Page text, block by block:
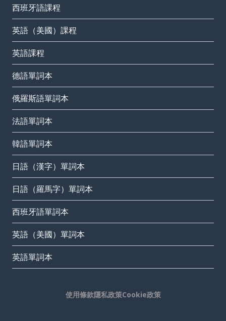
西班牙語課程
英語（美國）課程
英語課程
德語單詞本
俄羅斯語單詞本
法語單詞本
韓語單詞本
日語（漢字）單詞本
日語（羅馬字）單詞本
西班牙語單詞本
英語（美國）單詞本
英語單詞本
使用條款隱私政策Cookie政策